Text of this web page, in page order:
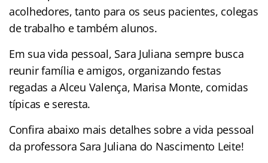
acolhedores, tanto para os seus pacientes, colegas
de trabalho e também alunos.
Em sua vida pessoal, Sara Juliana sempre busca
reunir família e amigos, organizando festas
regadas a Alceu Valença, Marisa Monte, comidas
típicas e seresta.
Confira abaixo mais detalhes sobre a vida pessoal
da professora Sara Juliana do Nascimento Leite!